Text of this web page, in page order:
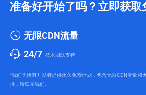
准备好开始了吗？立即获取
无限CDN流量
24/7 技术团队支持
*我们为所有开发者提供永久免费计划，包含无限CDN流量和
持，请联系我们。